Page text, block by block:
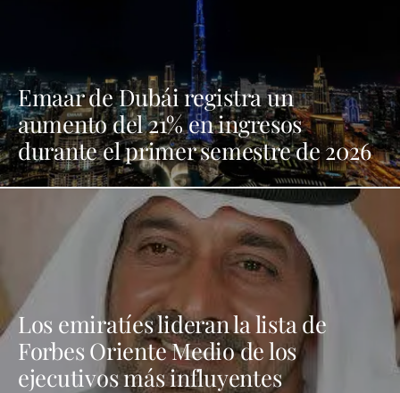
Emaar de Dubái registra un
aumento del 21% en ingresos
durante el primer semestre de 2026
Los emiratíes lideran la lista de
Forbes Oriente Medio de los
ejecutivos más influyentes